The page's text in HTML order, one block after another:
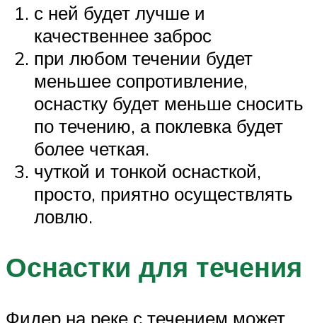
с ней будет лучше и
качественнее заброс
при любом течении будет
меньшее сопротивление,
оснастку будет меньше сносить
по течению, а поклевка будет
более четкая.
чуткой и тонкой оснасткой,
просто, приятно осуществлять
ловлю.
Оснастки для течения
Фидер на реке с течением может